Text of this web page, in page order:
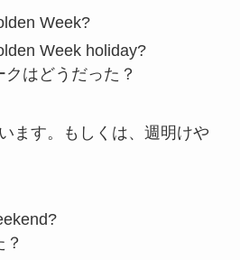
Week?
Week holiday?
はどうだった？
ます。もしくは、週明けや